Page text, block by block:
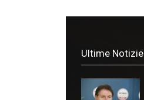
Ultime Notizie